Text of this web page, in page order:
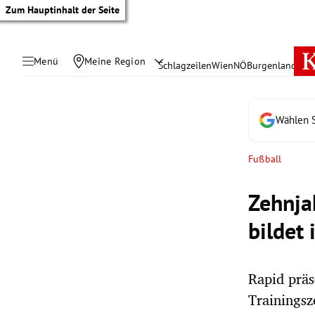
Zum Hauptinhalt der Seite
Menü Meine Region SchlagzeilenWienNÖBurgenland
Wählen
Fußball
bildet
Rapid